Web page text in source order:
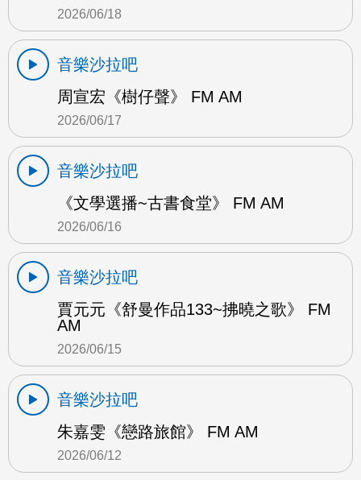
2026/06/18
音樂沙拉吧
周宣宏《樹仔聲》 FM AM
2026/06/17
音樂沙拉吧
《文學選播~古書食堂》 FM AM
2026/06/16
音樂沙拉吧
賈元元《舒曼作品133~拂曉之歌》 FM
AM
2026/06/15
音樂沙拉吧
朱嘉雯《戀路旅館》 FM AM
2026/06/12